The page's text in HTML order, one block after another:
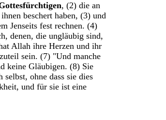
, (2) die an
beschert haben, (3) und
Jenseits fest rechnen. (4)
denen, die ungläubig sind,
Allah ihre Herzen und ihr
sein. (7) "Und manche
keine Gläubigen. (8) Sie
ohne dass sie dies
und für sie ist eine